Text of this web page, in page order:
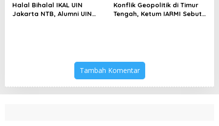
Halal Bihalal IKAL UIN
Jakarta NTB, Alumni UIN
Konflik Geopolitik di Timur
Tengah, Ketum IARMI Sebut
Tambah Komentar